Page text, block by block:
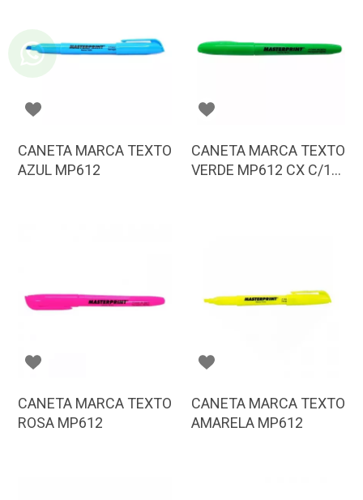
CANETA MARCA TEXTO
AZUL MP612
CANETA MARCA TEXTO
VERDE MP612 CX C/12
CANETA MARCA TEXTO
ROSA MP612
CANETA MARCA TEXTO
AMARELA MP612